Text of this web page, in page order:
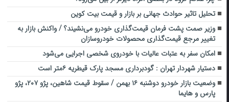
تحلیل تاثیر حوادث جهانی بر بازار و قیمت بیت کوین
وزیر صمت پشت فرمان قیمت‌گذاری خودرو می‌نشیند؟ / واکنش بازار به
تغییر مرجع قیمت‌گذاری محصولات خودروسازان
امکان سفر به عتبات عالیات با خودروی شخصی اجرایی می‌شود
دستیار شهردار تهران : گودبرداری مسجد پارک قیطریه ۶متر است
وضعیت بازار خودرو دوشنبه ۱۶ بهمن / سقوط قیمت شاهین، پژو ۲۰۷، پژو
پارس و هایما